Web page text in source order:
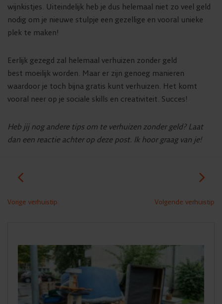
wijnkistjes. Uiteindelijk heb je dus helemaal niet zo veel geld
nodig om je nieuwe stulpje een gezellige en vooral unieke
plek te maken!
Eerlijk gezegd zal helemaal verhuizen zonder geld
best moeilijk worden. Maar er zijn genoeg manieren
waardoor je toch bijna gratis kunt verhuizen. Het komt
vooral neer op je sociale skills en creativiteit. Succes!
Heb jij nog andere tips om te verhuizen zonder geld? Laat
dan een reactie achter op deze post. Ik hoor graag van je!
Vorige verhuistip Volgende verhuistip